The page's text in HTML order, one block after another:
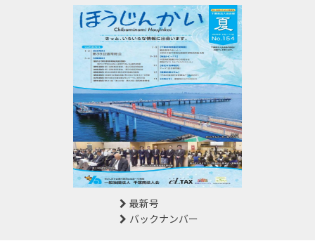
最新号
バックナンバー